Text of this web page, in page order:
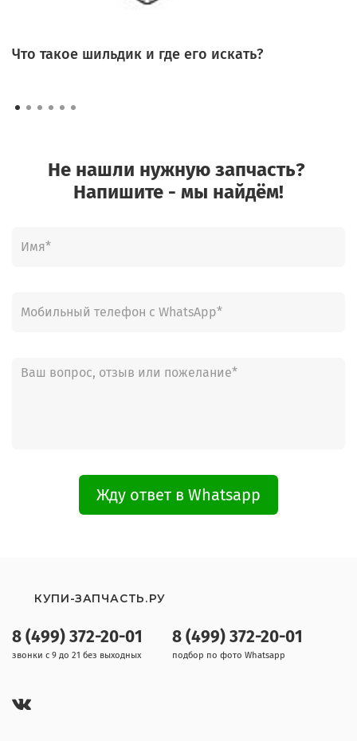
Что такое шильдик и где его искать?
Не нашли нужную запчасть?
Напишите - мы найдём!
Жду ответ в Whatsapp
8 (499) 372-20-01
звонки с 9 до 21 без выходных
8 (499) 372-20-01
подбор по фото Whatsapp
КУПИ-ЗАПЧАСТЬ.РУ